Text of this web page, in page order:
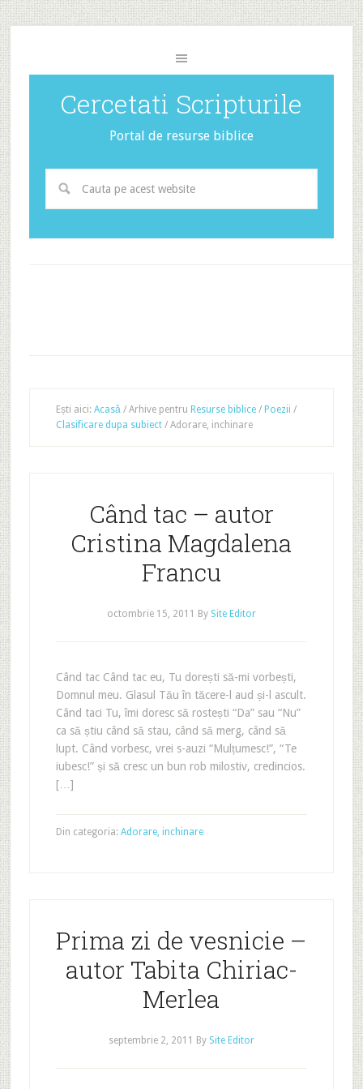
Cercetati Scripturile
Portal de resurse biblice
Ești aici: Acasă /Arhive pentru Resurse biblice / Poezii /
Clasificare dupa subiect /Adorare, inchinare
Când tac – autor
Cristina Magdalena
Francu
octombrie 15, 2011 By Site Editor
Când tac Când tac eu, Tu dorești să-mi vorbești,
Domnul meu. Glasul Tău în tăcere-l aud și-l ascult.
Când taci Tu, îmi doresc să rostești “Da” sau “Nu”
ca să știu când să stau, când să merg, când să
lupt. Când vorbesc, vrei s-auzi “Mulțumesc!”, “Te
iubesc!” și să cresc un bun rob milostiv, credincios.
[…]
Din categoria: Adorare, inchinare
Prima zi de vesnicie –
autor Tabita Chiriac-
Merlea
septembrie 2, 2011 By Site Editor